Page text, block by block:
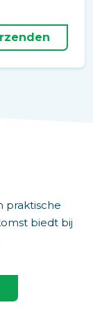
praktische
biedt bij